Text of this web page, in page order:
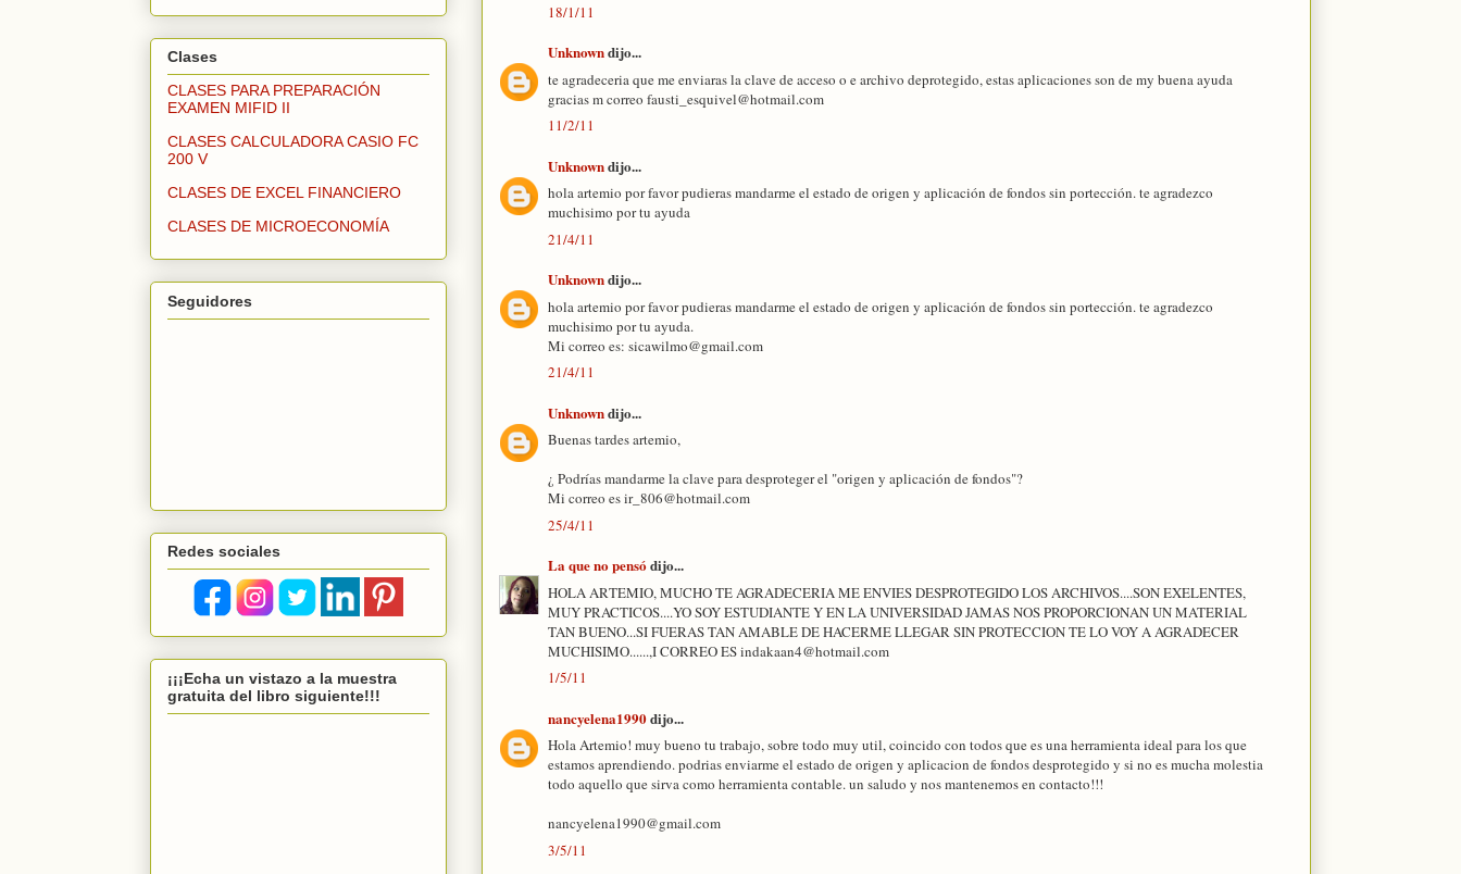
18/1/11
Unknowndijo...
te agradeceria que me enviaras la clave de acceso o e archivo deprotegido, estas aplicaciones son de my buena ayuda
gracias m correo fausti_esquivel@hotmail.com
11/2/11
Unknowndijo...
hola artemio por favor pudieras mandarme el estado de origen y aplicación de fondos sin portección. te agradezco
muchisimo por tu ayuda
21/4/11
Unknowndijo...
hola artemio por favor pudieras mandarme el estado de origen y aplicación de fondos sin portección. te agradezco
muchisimo por tu ayuda.
Mi correo es: sicawilmo@gmail.com
21/4/11
Unknowndijo...
Buenas tardes artemio,
¿ Podrías mandarme la clave para desproteger el "origen y aplicación de fondos"?
Mi correo es ir_806@hotmail.com
25/4/11
La que no pensódijo...
HOLA ARTEMIO, MUCHO TE AGRADECERIA ME ENVIES DESPROTEGIDO LOS ARCHIVOS....SON EXELENTES,
MUY PRACTICOS....YO SOY ESTUDIANTE Y EN LA UNIVERSIDAD JAMAS NOS PROPORCIONAN UN MATERIAL
TAN BUENO...SI FUERAS TAN AMABLE DE HACERME LLEGAR SIN PROTECCION TE LO VOY A AGRADECER
MUCHISIMO......,I CORREO ES indakaan4@hotmail.com
1/5/11
nancyelena1990dijo...
Hola Artemio! muy bueno tu trabajo, sobre todo muy util, coincido con todos que es una herramienta ideal para los que
estamos aprendiendo. podrias enviarme el estado de origen y aplicacion de fondos desprotegido y si no es mucha molestia
todo aquello que sirva como herramienta contable. un saludo y nos mantenemos en contacto!!!
nancyelena1990@gmail.com
3/5/11
Clases
CLASES PARA PREPARACIÓN
EXAMEN MIFID II
CLASES CALCULADORA CASIO FC
200 V
CLASES DE EXCEL FINANCIERO
CLASES DE MICROECONOMÍA
Seguidores
Redes sociales
¡¡¡Echa un vistazo a la muestra
gratuita del libro siguiente!!!